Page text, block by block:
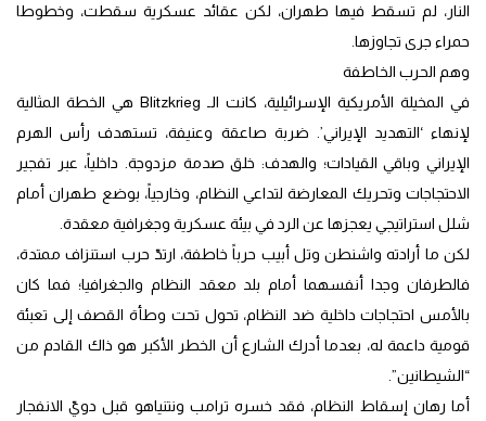
النار، لم تسقط فيها طهران، لكن عقائد عسكرية سقطت، وخطوطا
حمراء جرى تجاوزها.
وهم الحرب الخاطفة
في المخيلة الأمريكية الإسرائيلية، كانت الـ Blitzkrieg هي الخطة المثالية
لإنهاء ‘التهديد الإيراني’. ضربة صاعقة وعنيفة، تستهدف رأس الهرم
الإيراني وباقي القيادات؛ والهدف: خلق صدمة مزدوجة. داخلياً، عبر تفجير
الاحتجاجات وتحريك المعارضة لتداعي النظام، وخارجياً، بوضع طهران أمام
شلل استراتيجي يعجزها عن الرد في بيئة عسكرية وجغرافية معقدة.
لكن ما أرادته واشنطن وتل أبيب حرباً خاطفة، ارتدّ حرب استنزاف ممتدة،
فالطرفان وجدا أنفسهما أمام بلد معقد النظام والجغرافيا؛ فما كان
بالأمس احتجاجات داخلية ضد النظام، تحول تحت وطأة القصف إلى تعبئة
قومية داعمة له، بعدما أدرك الشارع أن الخطر الأكبر هو ذاك القادم من
“الشيطانين”.
أما رهان إسقاط النظام، فقد خسره ترامب ونتنياهو قبل دويّ الانفجار